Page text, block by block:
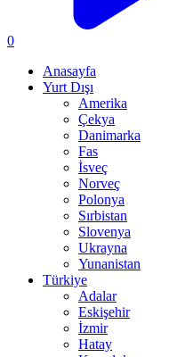
0
Anasayfa
Yurt Dışı
Amerika
Çekya
Danimarka
Fas
İsveç
Norveç
Polonya
Sırbistan
Slovenya
Ukrayna
Yunanistan
Türkiye
Adalar
Eskişehir
İzmir
Hatay